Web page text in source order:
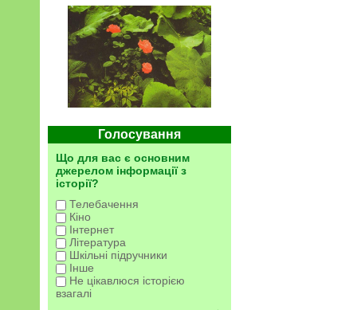
Голосування
Що для вас є основним
джерелом інформації з
історії?
Телебачення
Кіно
Інтернет
Література
Шкільні підручники
Інше
Не цікавлюся історією
взагалі